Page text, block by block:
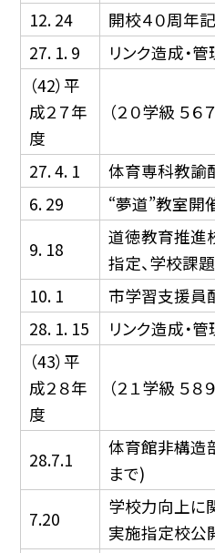
12. 24
開校４０周年
27. 1. 9
リンク造成・
（42）平
成２７年
度
（２０学級 ５６
27. 4. 1
体育専科教諭
6. 29
“夢道”教室開
9. 18
道徳教育推進
指定、学校課
10. 1
市学習支援員
28. 1. 15
リンク造成・
（43）平
成２８年
度
（２１学級 ５８
28.7.1
体育館非構造
まで)
7.20
学校力向上に
実施指定校公